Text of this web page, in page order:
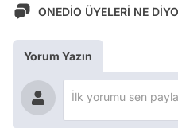
ONEDİO ÜYELERİ NE
Yorum Yazın